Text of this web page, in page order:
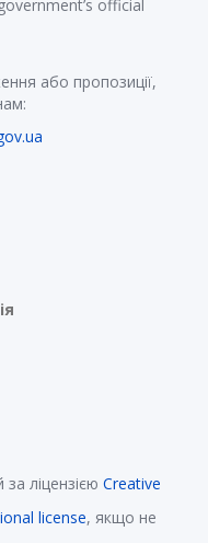
official
або пропозиції,
ліцензією Creative
license, якщо не